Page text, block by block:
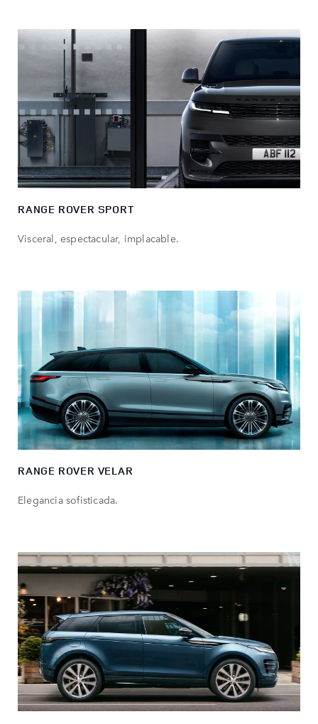
RANGE ROVER SPORT
Visceral, espectacular, implacable.
RANGE ROVER VELAR
Elegancia sofisticada.